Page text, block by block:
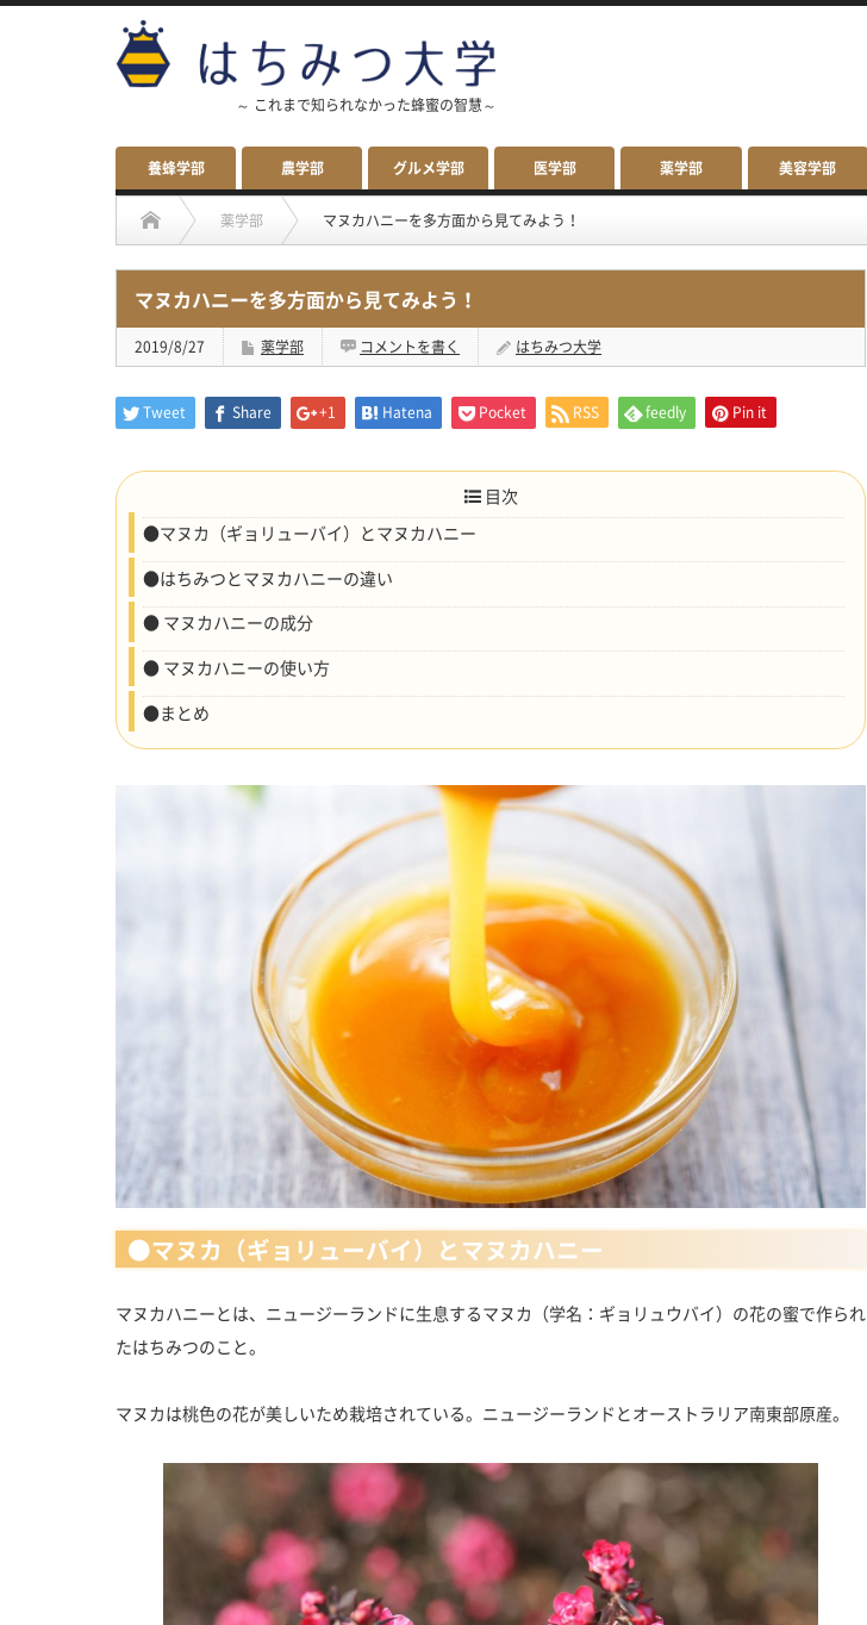
～ これまで知られなかった蜂蜜の智慧～
養蜂学部 農学部 グルメ学部 医学部 薬学部 美容学部
薬学部 マヌカハニーを多方面から見てみよう！
マヌカハニーを多方面から見てみよう！
2019/8/27 薬学部 コメントを書く はちみつ大学
Tweet Share +1 Hatena Pocket RSS feedly Pin it
目次
●マヌカ（ギョリューバイ）とマヌカハニー
●はちみつとマヌカハニーの違い
● マヌカハニーの成分
● マヌカハニーの使い方
●まとめ
●マヌカ（ギョリューバイ）とマヌカハニー
マヌカハニーとは、ニュージーランドに生息するマヌカ（学名：ギョリュウバイ）の花の蜜で作られ
たはちみつのこと。
マヌカは桃色の花が美しいため栽培されている。ニュージーランドとオーストラリア南東部原産。